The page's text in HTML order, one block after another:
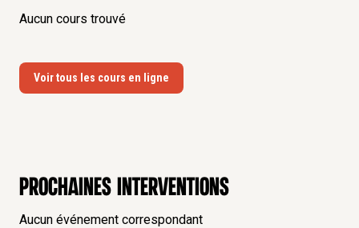
Aucun cours trouvé
Voir tous les cours en ligne
Prochaines interventions
Aucun événement correspondant